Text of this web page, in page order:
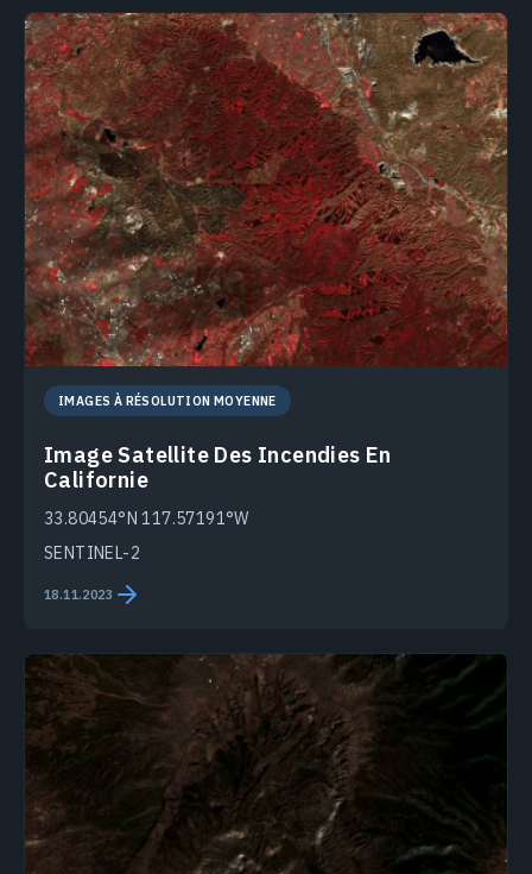
IMAGES À RÉSOLUTION MOYENNE
Image Satellite Des Incendies En
Californie
33.80454°N 117.57191°W
SENTINEL-2
18.11.2023